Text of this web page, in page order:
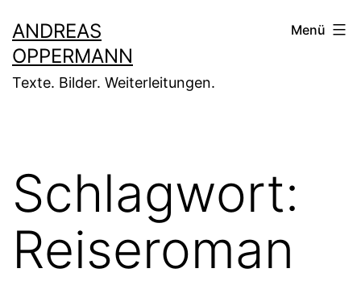
Inhalt
springen
ANDREAS
OPPERMANN
Texte. Bilder. Weiterleitungen.
Menü
Schlagwort:
Reiseroman